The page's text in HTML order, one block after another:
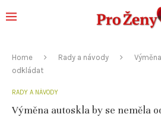
Home Rady a návody
odkládat
RADY A NÁVODY
Výměna autoskla by se neměla